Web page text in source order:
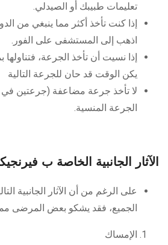
تعليمات طبيبك أو الصيدلي.
إذا كنت تأخذ أكثر مما ينبغي من
اذهب إلى المستشفى على الفور.
إذا نسيت أن تأخذ الجرعة، فتناولها
يكن الوقت قد حان للجرعة التالية
لا تأخذ جرعة مضاعفة (جرعتين
الجرعة المنسية.
الآثار الجانبية الخاصة ب
على الرغم من أن الآثار الجانبية
الجميع، فقد يشكو بعض المرضى
الإمساك